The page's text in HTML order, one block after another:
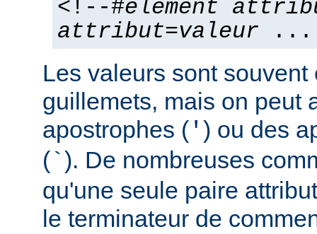
<!--#élément
attribut=valeur ...
Les valeurs sont souvent
guillemets, mais on peut
apostrophes ( ' ) ou des
(`). De nombreuses
qu'une seule paire
le terminateur de